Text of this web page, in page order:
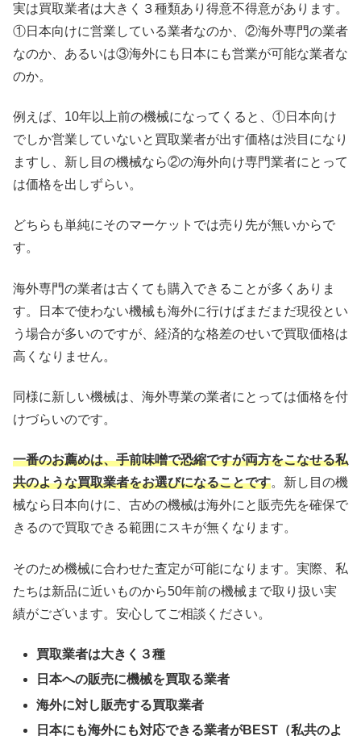
実は買取業者は大きく３種類あり得意不得意があります。
①日本向けに営業している業者なのか、②海外専門の業者
なのか、あるいは③海外にも日本にも営業が可能な業者な
のか。
例えば、10年以上前の機械になってくると、①日本向け
でしか営業していないと買取業者が出す価格は渋目になり
ますし、新し目の機械なら②の海外向け専門業者にとって
は価格を出しずらい。
どちらも単純にそのマーケットでは売り先が無いからで
す。
海外専門の業者は古くても購入できることが多くありま
す。日本で使わない機械も海外に行けばまだまだ現役とい
う場合が多いのですが、経済的な格差のせいで買取価格は
高くなりません。
同様に新しい機械は、海外専業の業者にとっては価格を付
けづらいのです。
一番のお薦めは、手前味噌で恐縮ですが両方をこなせる私
共のような買取業者をお選びになることです。新し目の機
械なら日本向けに、古めの機械は海外にと販売先を確保で
きるので買取できる範囲にスキが無くなります。
そのため機械に合わせた査定が可能になります。実際、私
たちは新品に近いものから50年前の機械まで取り扱い実
績がございます。安心してご相談ください。
買取業者は大きく３種
日本への販売に機械を買取る業者
海外に対し販売する買取業者
日本にも海外にも対応できる業者がBEST（私共のよ